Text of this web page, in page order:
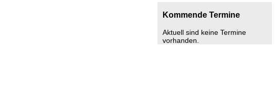
Kommende Termine
Aktuell sind keine Termine
vorhanden.